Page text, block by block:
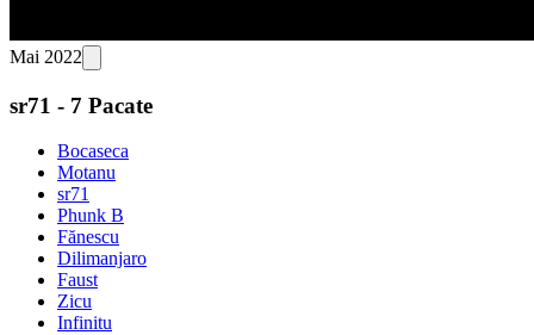
Mai 2022
sr71 - 7 Pacate
Bocaseca
Motanu
sr71
Phunk B
Fănescu
Dilimanjaro
Faust
Zicu
Infinitu